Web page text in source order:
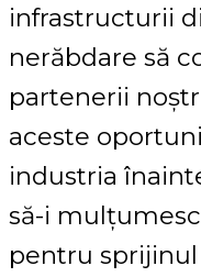
infrastructurii
nerăbdare să
partenerii
aceste
industria
să-i
pentru